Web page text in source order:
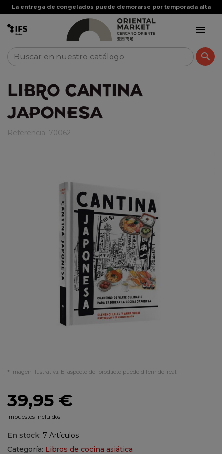
La entrega de congelados puede demorarse por temporada alta


LIBRO CANTINA
JAPONESA
Referencia: 70062
* Imagen ilustrativa. El aspecto del producto puede diferir del real.
39,95 €
Impuestos incluidos
En stock: 7 Artículos
Categoría: Libros de cocina asiática